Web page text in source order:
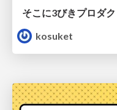
kosuket